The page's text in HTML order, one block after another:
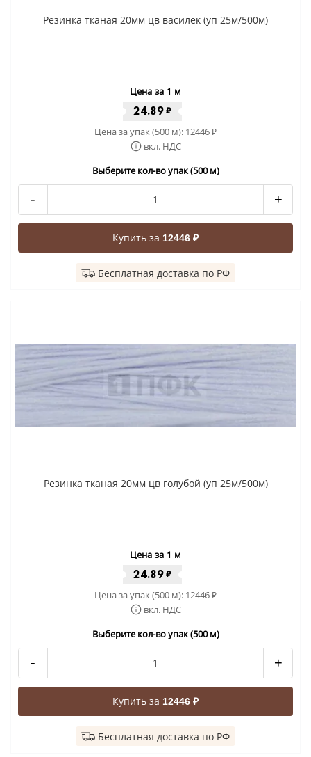
Резинка тканая 20мм цв василёк (уп 25м/500м)
Цена за 1 м
24.89 ₽
Цена за упак (500 м): 12446₽
вкл. НДС
Выберите кол-во упак (500 м)
- +
Купить за 12446 ₽
Бесплатная доставка по РФ
Резинка тканая 20мм цв голубой (уп 25м/500м)
Цена за 1 м
24.89 ₽
Цена за упак (500 м): 12446₽
вкл. НДС
Выберите кол-во упак (500 м)
- +
Купить за 12446 ₽
Бесплатная доставка по РФ